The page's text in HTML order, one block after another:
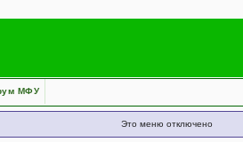
МФУ
Это меню отключено